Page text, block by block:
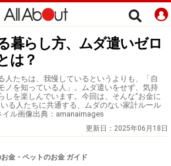
暮らし方、ムダ遣いゼロ
は？
人たちは、我慢しているというよりも、「自
ノを知っている人」。ムダ遣いをせず、気持
しを楽しんでいます。今回は、そんな“お金に
る人たちに共通する、ムダのない家計ルール
ル画像出典：amanaimages
更新日： 2025年06月18日
金・ペットのお金 ガイド